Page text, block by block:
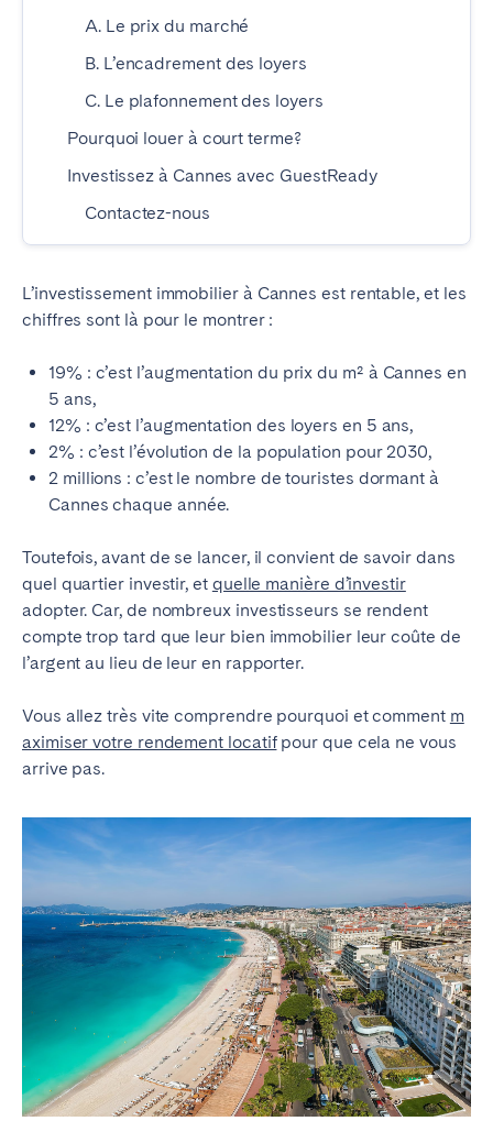
A. Le prix du marché
B. L’encadrement des loyers
C. Le plafonnement des loyers
Pourquoi louer à court terme?
Investissez à Cannes avec GuestReady
Contactez-nous
L’investissement immobilier à Cannes est rentable, et les
chiffres sont là pour le montrer :
19% : c’est l’augmentation du prix du m² à Cannes en
5 ans,
12% : c’est l’augmentation des loyers en 5 ans,
2% : c’est l’évolution de la population pour 2030,
2 millions : c’est le nombre de touristes dormant à
Cannes chaque année.
Toutefois, avant de se lancer, il convient de savoir dans
quel quartier investir, et quelle manière d’investir
adopter. Car, de nombreux investisseurs se rendent
compte trop tard que leur bien immobilier leur coûte de
l’argent au lieu de leur en rapporter.
Vous allez très vite comprendre pourquoi et comment m
aximiser votre rendement locatifpour que cela ne vous
arrive pas.
Lisbonne
ROYAUME-UNI